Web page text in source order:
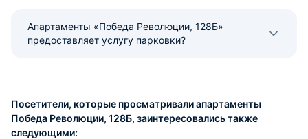
Апартаменты «Победа Революции, 128Б»
предоставляет услугу парковки?
Посетители, которые просматривали апартаменты
Победа Революции, 128Б, заинтересовались также
следующими: